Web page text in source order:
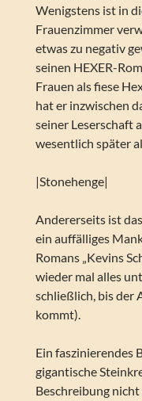
Wenigstens ist in
Frauenzimmer
etwas zu negativ
seinen HEXER-
Frauen als fiese
hat er inzwischen
seiner Leserschaft
wesentlich später
|Stonehenge|
Andererseits ist
ein auffälliges
Romans „Kevins
wieder mal alles
schließlich, bis der
kommt).
Ein faszinierendes
gigantische
Beschreibung